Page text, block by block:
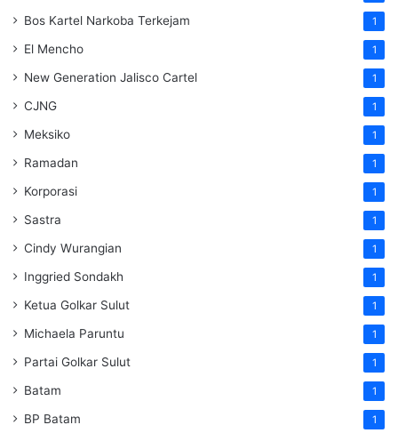
Bos Kartel Narkoba Terkejam 1
El Mencho 1
New Generation Jalisco Cartel 1
CJNG 1
Meksiko 1
Ramadan 1
Korporasi 1
Sastra 1
Cindy Wurangian 1
Inggried Sondakh 1
Ketua Golkar Sulut 1
Michaela Paruntu 1
Partai Golkar Sulut 1
Batam 1
BP Batam 1